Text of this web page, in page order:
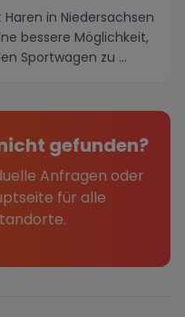
in Niedersachsen
bessere Möglichkeit,
Sportwagen zu ...
gefunden?
Anfragen oder
für alle